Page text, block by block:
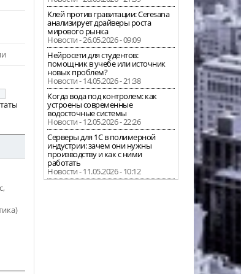
Клей против гравитации: Ceresana
анализирует драйверы роста
мирового рынка
Новости - 26.05.2026 - 09:09
Нейросети для студентов:
помощник в учебе или источник
новых проблем?
Новости - 14.05.2026 - 21:38
Когда вода под контролем: как
устроены современные
водосточные системы
Новости - 12.05.2026 - 22:26
Серверы для 1С в полимерной
индустрии: зачем они нужны
производству и как с ними
работать
Новости - 11.05.2026 - 10:12